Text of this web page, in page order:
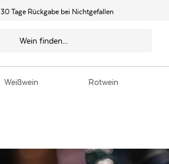
30 Tage Rückgabe bei Nichtgefallen
Weißwein Rotwein